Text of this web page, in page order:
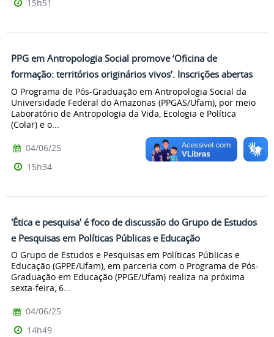
15h51
PPG em Antropologia Social promove ‘Oficina de
formação: territórios originários vivos’. Inscrições abertas
O Programa de Pós-Graduação em Antropologia Social da
Universidade Federal do Amazonas (PPGAS/Ufam), por meio
Laboratório de Antropologia da Vida, Ecologia e Política
(Colar) e o...
04/06/25
15h34
'Ética e pesquisa' é foco de discussão do Grupo de Estudos
e Pesquisas em Políticas Públicas e Educação
O Grupo de Estudos e Pesquisas em Políticas Públicas e
Educação (GPPE/Ufam), em parceria com o Programa de Pós-
Graduação em Educação (PPGE/Ufam) realiza na próxima
sexta-feira, 6...
04/06/25
14h49